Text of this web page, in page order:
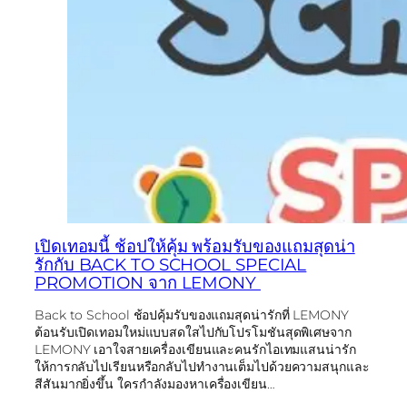
เปิดเทอมนี้ ช้อปให้คุ้ม พร้อมรับของแถมสุดน่า
รักกับ BACK TO SCHOOL SPECIAL
PROMOTION จาก LEMONY
Back to School ช้อปคุ้มรับของแถมสุดน่ารักที่ LEMONY
ต้อนรับเปิดเทอมใหม่แบบสดใสไปกับโปรโมชันสุดพิเศษจาก
LEMONY เอาใจสายเครื่องเขียนและคนรักไอเทมแสนน่ารัก
ให้การกลับไปเรียนหรือกลับไปทำงานเต็มไปด้วยความสนุกและ
สีสันมากยิ่งขึ้น ใครกำลังมองหาเครื่องเขียน…